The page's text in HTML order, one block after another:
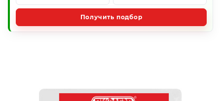
Получить подбор